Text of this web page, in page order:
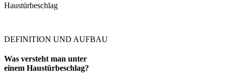
Haustürbeschlag
DEFINITION UND AUFBAU
Was versteht man unter
einem Haustürbeschlag?